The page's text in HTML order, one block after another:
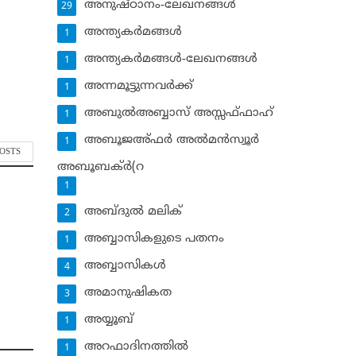
അനുഷ്ഠാനം-ലേഖനങ്ങള്‍
29
അന്ത്യകര്‍മങ്ങള്‍
1
അന്ത്യകര്‍മങ്ങള്‍-ലേഖനങ്ങള്‍
1
അന്നമൂട്ടുന്നവര്‍ക്ക്
1
അബുല്‍അബ്ബാസ് അസ്സഫ്ഫാഹ്‌
1
അബൂജഅ്ഫര്‍ അല്‍മന്‍സ്വൂര്‍
1
അബൂബക്ര്‍(റ
1
അബ്ദുല്‍ മലിക്‌
2
അബ്ബാസികളുടെ പതനം
1
അബ്ബാസികള്‍
4
അമാനുഷികത
3
അയ്യൂബ്‌
1
അറഫാദിനത്തില്‍
1